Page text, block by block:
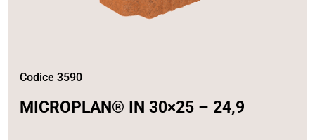
Codice 3590
MICROPLAN® IN 30×25 – 24,9